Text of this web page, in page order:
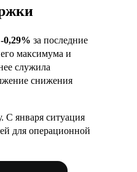
0,29% за последние
максимума и
служила
снижения
С января ситуация
для операционной